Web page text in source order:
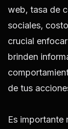
web, tasa de
sociales,
crucial
brinden
de tus
Es importante